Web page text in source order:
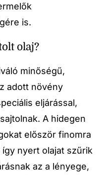
is.
olaj?
minőségű,
adott növény
eljárással,
A hidegen
először finomra
nyert olajat szűrik
az a lényege,